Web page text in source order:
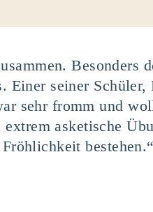
Einer seiner
sehr fromm und
asketische
bestehen.“